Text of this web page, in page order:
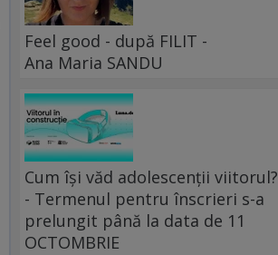
Feel good - după FILIT -
Ana Maria SANDU
Cum își văd adolescenții viitorul?
- Termenul pentru înscrieri s-a
prelungit până la data de 11
OCTOMBRIE